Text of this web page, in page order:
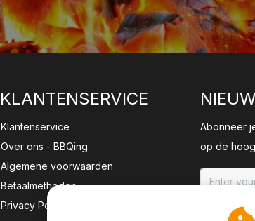
KLANTENSERVICE
Klantenservice
Over ons - BBQing
Algemene voorwaarden
Betaalmethoden
Privacy Policy
Abonneer
op de